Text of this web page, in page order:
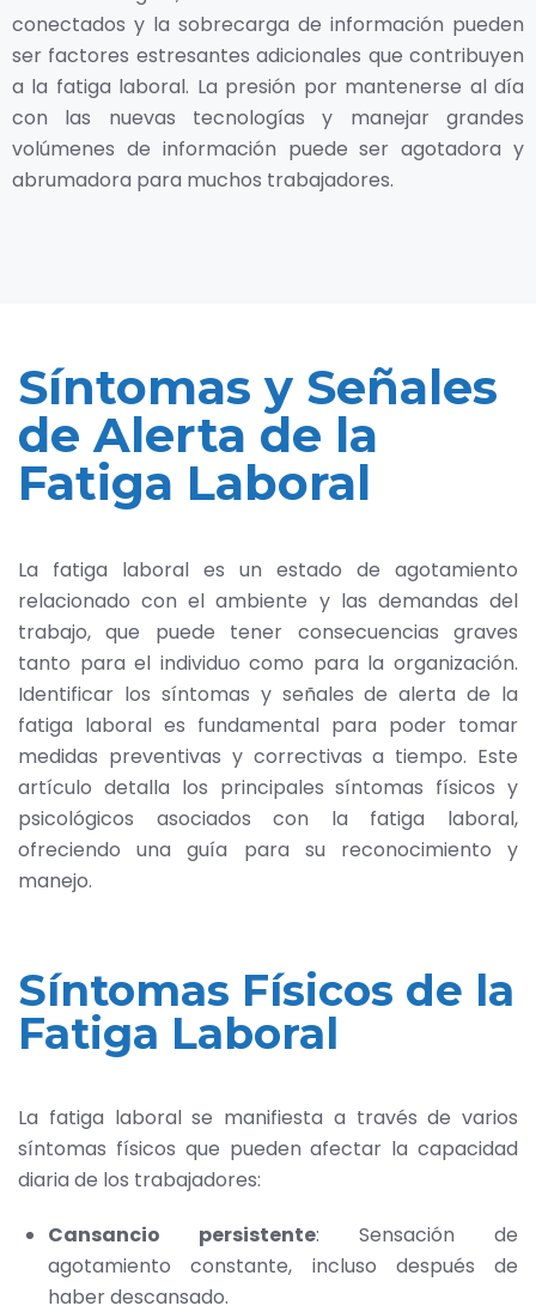
conectados y la sobrecarga de información pueden
ser factores estresantes adicionales que contribuyen
a la fatiga laboral. La presión por mantenerse al día
con las nuevas tecnologías y manejar grandes
volúmenes de información puede ser agotadora y
abrumadora para muchos trabajadores.
Síntomas y Señales
de Alerta de la
Fatiga Laboral
La fatiga laboral es un estado de agotamiento
relacionado con el ambiente y las demandas del
trabajo, que puede tener consecuencias graves
tanto para el individuo como para la organización.
Identificar los síntomas y señales de alerta de la
fatiga laboral es fundamental para poder tomar
medidas preventivas y correctivas a tiempo. Este
artículo detalla los principales síntomas físicos y
psicológicos asociados con la fatiga laboral,
ofreciendo una guía para su reconocimiento y
manejo.
Síntomas Físicos de la
Fatiga Laboral
La fatiga laboral se manifiesta a través de varios
síntomas físicos que pueden afectar la capacidad
diaria de los trabajadores:
Cansancio persistente: Sensación de
agotamiento constante, incluso después de
haber descansado.